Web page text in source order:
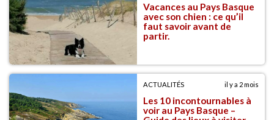
Vacances au Pays Basque
avec son chien : ce qu’il
faut savoir avant de
partir.
ACTUALITÉS il y a 2 mois
Les 10 incontournables à
voir au Pays Basque –